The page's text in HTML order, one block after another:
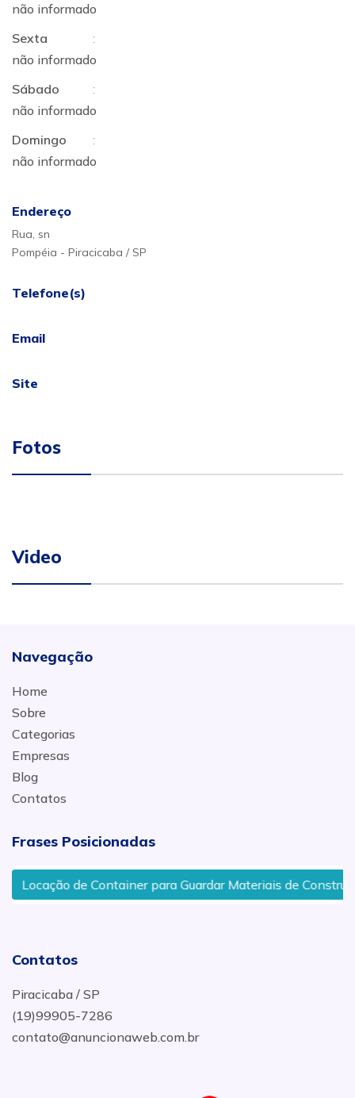
não informado
Sexta
:
não informado
Sábado
:
não informado
Domingo
:
não informado
Endereço
Rua, sn
Pompéia - Piracicaba / SP
Telefone(s)
Email
Site
Fotos
Video
Navegação
Home
Sobre
Categorias
Empresas
Blog
Contatos
Frases Posicionadas
Locação de Container para Guardar Materiais de Construção
Contatos
Piracicaba / SP
(19)99905-7286
contato@anuncionaweb.com.br